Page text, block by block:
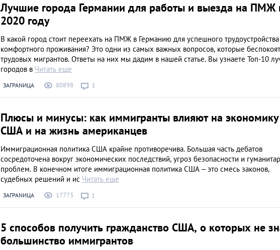
Лучшие города Германии для работы и выезда на ПМЖ
2020 году
В какой город стоит переехать на ПМЖ в Германию для успешного
комфортного проживания? Это одни из самых важных вопросов, которые беспокоят
трудовых мигрантов. Ответы на них мы дадим в нашей статье. Вы узнаете Топ-10
городов в Читать еще
ЗАГРАNИЦА 80898 3
Плюсы и минусы: как иммигранты влияют на экономику
США и на жизнь американцев
Иммиграционная политика США крайне противоречива. Большая часть дебатов
сосредоточена вокруг экономических последствий, угроз безопасности и
проблем. В конечном итоге иммиграционная политика США – это смесь законов,
судебных решений и ис Читать еще
ЗАГРАNИЦА 17773 1
5 способов получить гражданство США, о которых не
большинство иммигрантов